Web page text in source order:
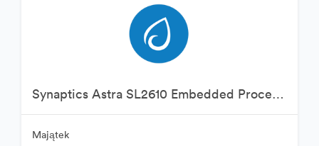
Synaptics Astra SL2610 Embedded Processor
Majątek